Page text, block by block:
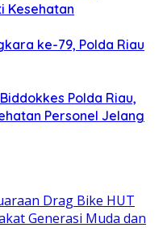
Kesehatan
ke-79, Polda Riau
Polda Riau,
Personel Jelang